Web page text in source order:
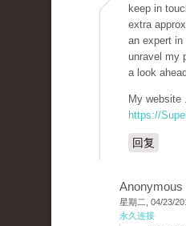
keep in
extra
an expert
unravel my
a look
My website
https://
回复
Anonymous
星期二, 04/23/
永久连接